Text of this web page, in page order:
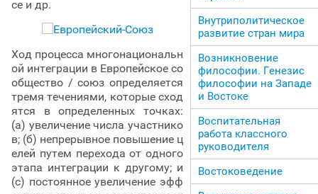
се и др.
Ход процесса многонациональн
ой интеграции в Европейское со
общество / союз определяется
тремя течениями, которые сход
ятся в определенных точках:
(а) увеличение числа участнико
в; (б) непрерывное повышение ц
елей путем перехода от одного
этапа интеграции к другому; и
(с) постоянное увеличение эфф
Внутриполитическое
развитие стран мира
Возникновение
философии. Генезис
философии на Западе
и Востоке
Воспитательная
работа классного
руководителя
Востоковедение